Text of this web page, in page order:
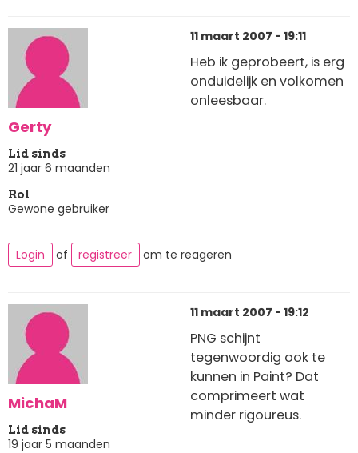
Gerty
Lid sinds
21 jaar 6 maanden
Rol
Gewone gebruiker
11 maart 2007 - 19:11
Heb ik geprobeert, is erg
onduidelijk en volkomen
onleesbaar.
Login of registreer om te reageren
MichaM
Lid sinds
19 jaar 5 maanden
11 maart 2007 - 19:12
PNG schijnt
tegenwoordig ook te
kunnen in Paint? Dat
comprimeert wat
minder rigoureus.